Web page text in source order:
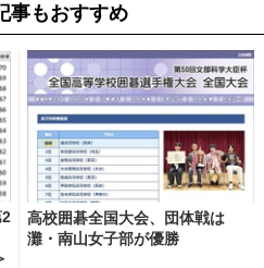
事もおすすめ
高校囲碁全国大会、団体戦は
灘・南山女子部が優勝